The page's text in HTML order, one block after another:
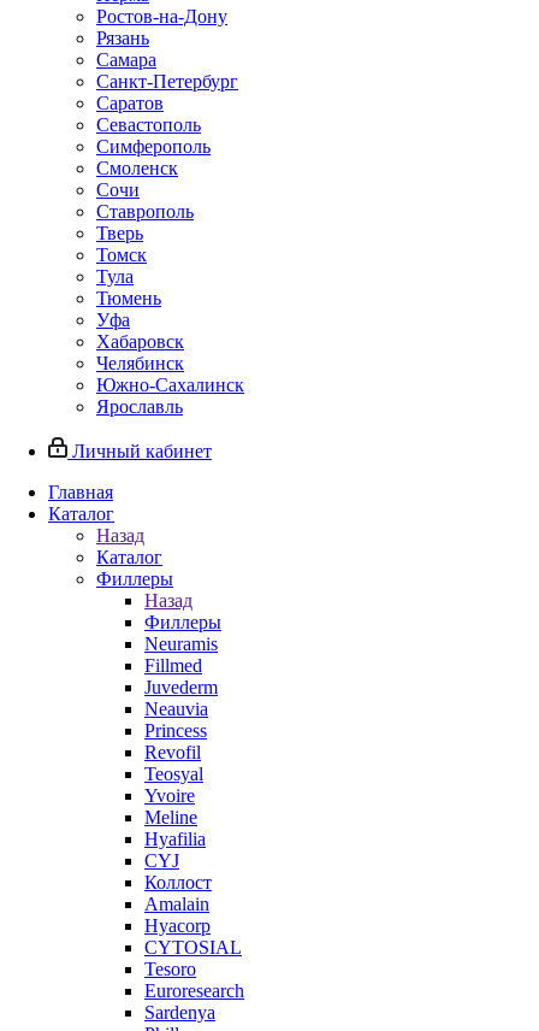
Ростов-на-Дону
Рязань
Самара
Санкт-Петербург
Саратов
Севастополь
Симферополь
Смоленск
Сочи
Ставрополь
Тверь
Томск
Тула
Тюмень
Уфа
Хабаровск
Челябинск
Южно-Сахалинск
Ярославль
Личный кабинет
Главная
Каталог
Назад
Каталог
Филлеры
Назад
Филлеры
Neuramis
Fillmed
Juvederm
Neauvia
Princess
Revofil
Teosyal
Yvoire
Meline
Hyafilia
CYJ
Коллост
Amalain
Hyacorp
CYTOSIAL
Tesoro
Euroresearch
Sardenya